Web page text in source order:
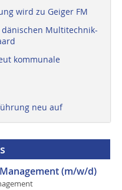
wird zu Geiger FM
Multitechnik-
kommunale
neu auf
(m/w/d)